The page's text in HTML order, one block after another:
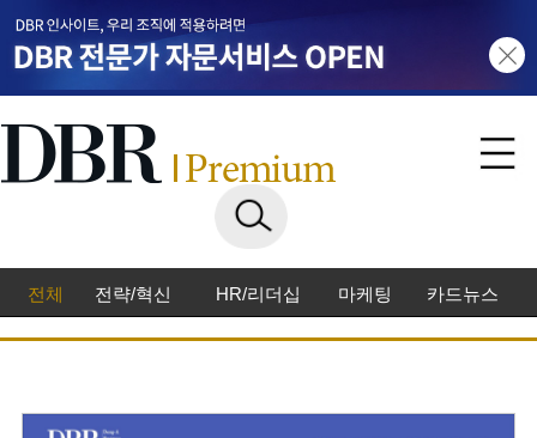
전체 전략/혁신 HR/리더십 마케팅 카드뉴스